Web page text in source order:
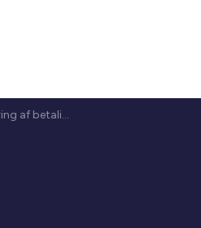
Ændring af betalingspåkravsblanket i fogedretssager